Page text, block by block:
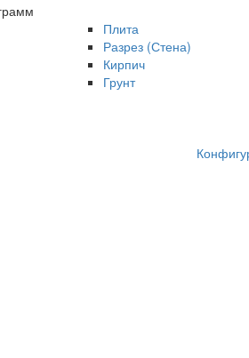
Плита
Разрез (Стена)
Кирпич
Грунт